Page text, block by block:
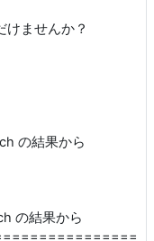
けませんか？
の結果から
の結果から